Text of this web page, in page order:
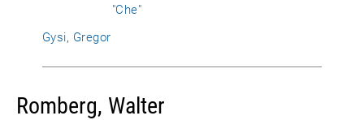
"Che"
Gysi, Gregor
Romberg, Walter